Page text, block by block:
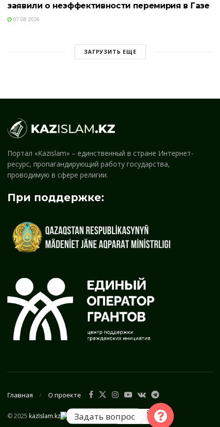
заявили о неэффективности перемирия в Газе
07.08.2026
ЗАГРУЗИТЬ ЕЩЕ
Портал «Kazislam» – единственный в стране Интернет-
ресурс, пропагандирующий работу государства,
проводимую в сфере религии.
При поддержке:
Главная О проекте
© 2025 kazIslam.kz Задать вопрос